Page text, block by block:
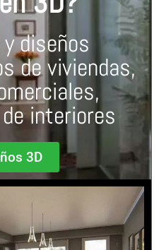
diseños
de viviendas,
interiores
3D